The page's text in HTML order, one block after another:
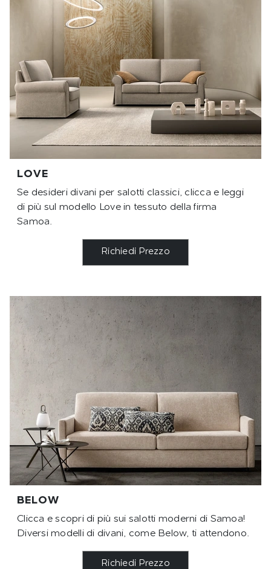
LOVE
Se desideri divani per salotti classici, clicca e leggi
di più sul modello Love in tessuto della firma
Samoa.
Richiedi Prezzo
BELOW
Clicca e scopri di più sui salotti moderni di Samoa!
Diversi modelli di divani, come Below, ti attendono.
Richiedi Prezzo